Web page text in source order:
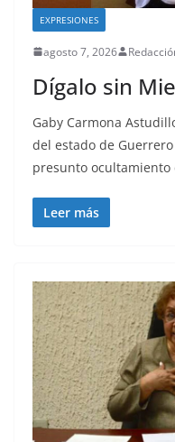
EXPRESIONES
agosto 7, 2026
Dígalo sin
Gaby Carmona
del estado de
presunto
Leer más